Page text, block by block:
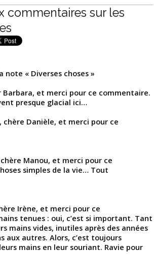
commentaires sur les
note « Diverses choses »
Barbara, et merci pour ce commentaire.
presque glacial ici…
chère Danièle, et merci pour ce
Manou, et merci pour ce
simples de la vie… Tout
Irène, et merci pour ce
tenues : oui, c’est si important. Tant
mains vides, inutiles après des années
aux autres. Alors, c’est toujours
mains en leur souriant. Ravie pour